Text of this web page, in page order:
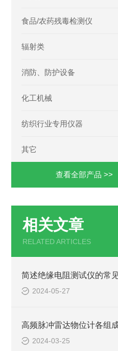
食品/农药残毒检测仪
辐射类
消防、防护设备
化工机械
纺织行业专用仪器
其它
查看全部产品 >>
相关文章
RELATED ARTICLES
2024-05-27
2024-03-25